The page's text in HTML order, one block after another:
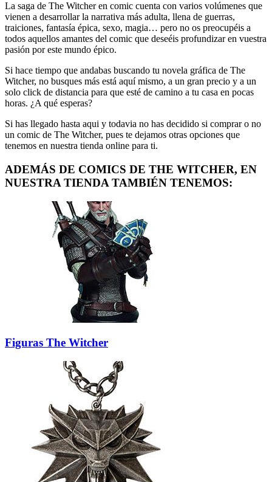
La saga de The Witcher en comic cuenta con varios volúmenes que
vienen a desarrollar la narrativa más adulta, llena de guerras,
traiciones, fantasía épica, sexo, magia… pero no os preocupéis a
todos aquellos amantes del comic que deseéis profundizar en vuestra
pasión por este mundo épico.
Si hace tiempo que andabas buscando tu novela gráfica de The
Witcher, no busques más está aquí mismo, a un gran precio y a un
solo click de distancia para que esté de camino a tu casa en pocas
horas. ¿A qué esperas?
Si has llegado hasta aqui y todavia no has decidido si comprar o no
un comic de The Witcher, pues te dejamos otras opciones que
tenemos en nuestra tienda online para ti.
ADEMÁS DE COMICS DE THE WITCHER, EN
NUESTRA TIENDA TAMBIÉN TENEMOS:
Figuras The Witcher